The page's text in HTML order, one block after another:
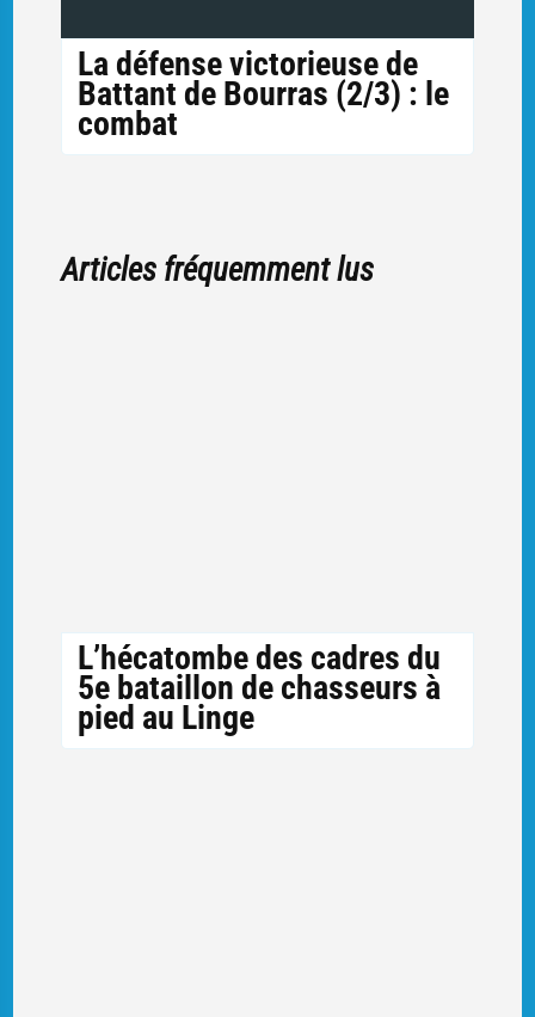
La défense victorieuse de
Battant de Bourras (2/3) : le
combat
Articles fréquemment lus
L’hécatombe des cadres du
5e bataillon de chasseurs à
pied au Linge